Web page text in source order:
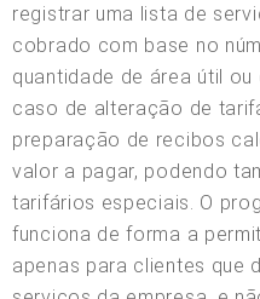
registrar uma lista de
cobrado com base no
quantidade de área útil ou
caso de alteração de
preparação de recibos
valor a pagar, podendo
tarifários especiais. O
funciona de forma a
apenas para clientes que